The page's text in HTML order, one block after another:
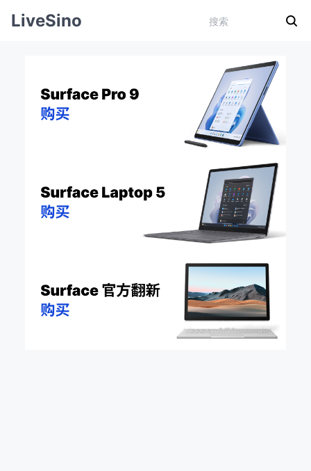
LiveSino